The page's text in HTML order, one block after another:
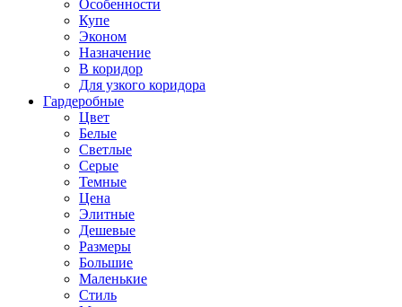
Особенности
Купе
Эконом
Назначение
В коридор
Для узкого коридора
Гардеробные
Цвет
Белые
Светлые
Серые
Темные
Цена
Элитные
Дешевые
Размеры
Большие
Маленькие
Стиль